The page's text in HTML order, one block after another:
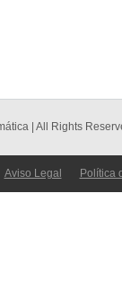
| All Rights
Aviso Legal Política